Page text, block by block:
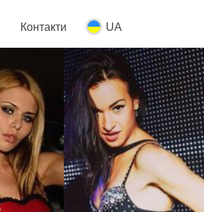
Контакти UA